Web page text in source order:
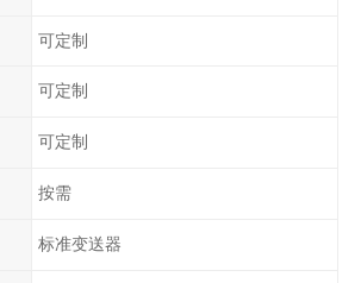
可定制
可定制
可定制
按需
标准变送器